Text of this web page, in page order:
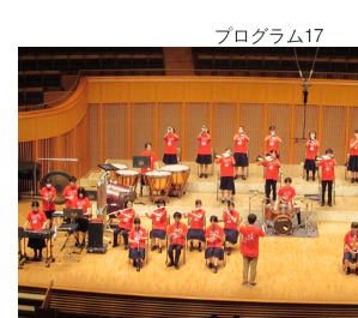
プログラム17